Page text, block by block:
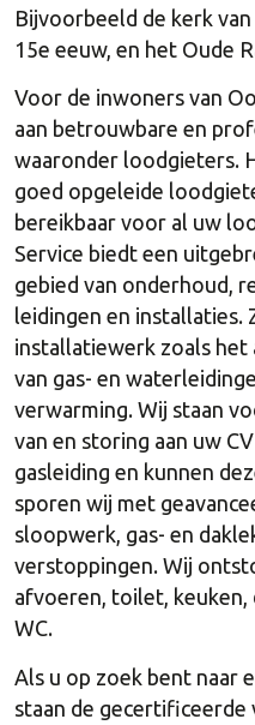
Bijvoorbeeld de kerk
15e eeuw, en het Oude
Voor de inwoners van
aan betrouwbare en
waaronder loodgieters.
goed opgeleide
bereikbaar voor al uw
Service biedt een
gebied van onderhoud,
leidingen en installaties.
installatiewerk zoals het
van gas- en
verwarming. Wij staan
van en storing aan uw
gasleiding en kunnen
sporen wij met
sloopwerk, gas- en
verstoppingen. Wij
afvoeren, toilet,
WC.
Als u op zoek bent naar
staan de gecertificeerde